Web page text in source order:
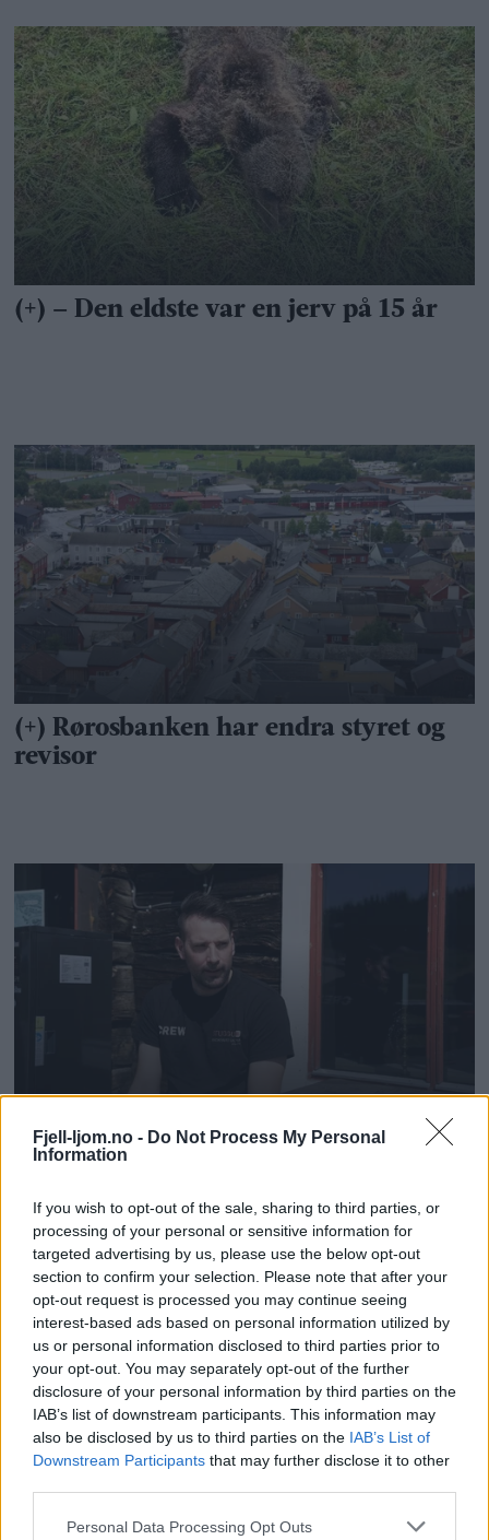
Fjell-ljom.no - Do Not Process My Personal
Information
If you wish to opt-out of the sale, sharing to third parties, or
processing of your personal or sensitive information for
targeted advertising by us, please use the below opt-out
section to confirm your selection. Please note that after your
opt-out request is processed you may continue seeing
interest-based ads based on personal information utilized by
us or personal information disclosed to third parties prior to
your opt-out. You may separately opt-out of the further
disclosure of your personal information by third parties on the
IAB’s list of downstream participants. This information may
also be disclosed by us to third parties on the IAB’s List of
Downstream Participants that may further disclose it to other
Personal Data Processing Opt Outs